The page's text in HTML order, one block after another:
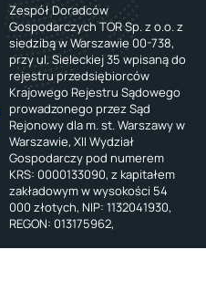
Zespół Doradców
Gospodarczych TOR Sp. z o.o. z
siedzibą w Warszawie 00-738,
przy ul. Sieleckiej 35 wpisaną do
rejestru przedsiębiorców
Krajowego Rejestru Sądowego
prowadzonego przez Sąd
Rejonowy dla m. st. Warszawy w
Warszawie, XII Wydział
Gospodarczy pod numerem
KRS: 0000133090, z kapitałem
zakładowym w wysokości 54
000 złotych, NIP: 1132041930,
REGON: 013175962,